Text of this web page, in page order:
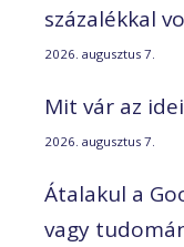
százalékkal
2026. augusztus 7.
Mit vár az
2026. augusztus 7.
Átalakul a
vagy